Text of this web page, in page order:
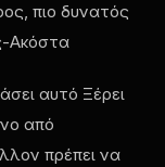
πιο δυνατός
Ακόστα
αυτό Ξέρει
από
πρέπει να